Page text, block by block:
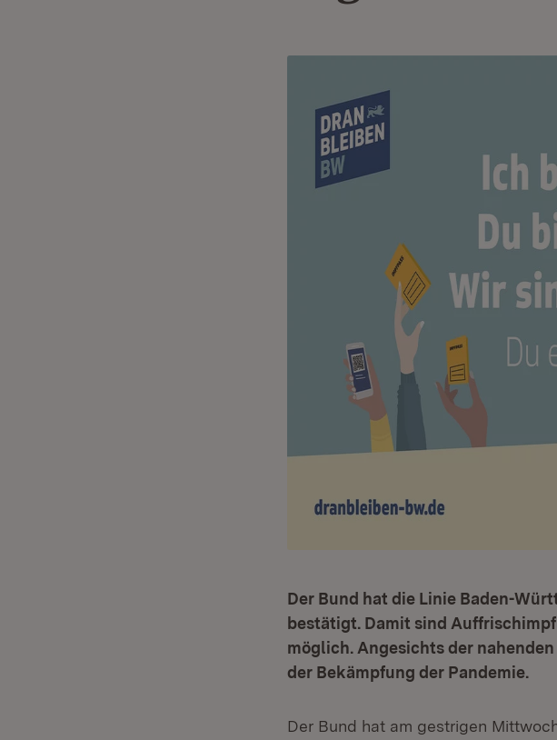
Der Bund hat die Linie Baden-
bestätigt. Damit sind
möglich. Angesichts der
der Bekämpfung der Pandemie.
Der Bund hat am gestrigen